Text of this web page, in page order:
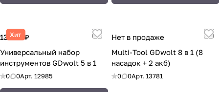
Хит
13 038 ₽
Универсальный набор
инструментов GDwolt 5 в 1
0 0Арт. 12985
Нет в продаже
Multi-Tool GDwolt 8 в 1 (8
насадок + 2 акб)
0 0Арт. 13781